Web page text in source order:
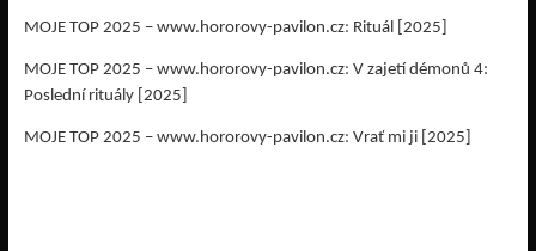
MOJE TOP 2025 – www.hororovy-pavilon.cz: Rituál [2025]
MOJE TOP 2025 – www.hororovy-pavilon.cz: V zajetí démonů 4:
Poslední rituály [2025]
MOJE TOP 2025 – www.hororovy-pavilon.cz: Vrať mi ji [2025]